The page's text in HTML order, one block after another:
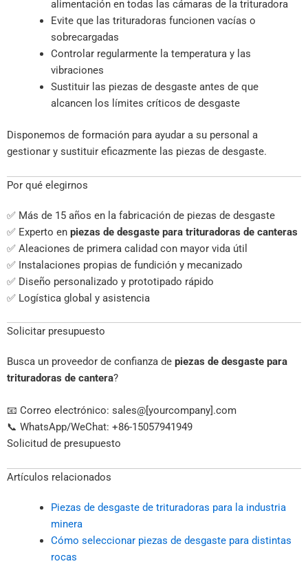
alimentación en todas las cámaras de la trituradora
Evite que las trituradoras funcionen vacías o
sobrecargadas
Controlar regularmente la temperatura y las
vibraciones
Sustituir las piezas de desgaste antes de que
alcancen los límites críticos de desgaste
Disponemos de formación para ayudar a su personal a
gestionar y sustituir eficazmente las piezas de desgaste.
Por qué elegirnos
✅ Más de 15 años en la fabricación de piezas de desgaste
✅ Experto en piezas de desgaste para trituradoras de canteras
✅ Aleaciones de primera calidad con mayor vida útil
✅ Instalaciones propias de fundición y mecanizado
✅ Diseño personalizado y prototipado rápido
✅ Logística global y asistencia
Solicitar presupuesto
Busca un proveedor de confianza de piezas de desgaste para
trituradoras de cantera?
📧 Correo electrónico: sales@[yourcompany].com
📞 WhatsApp/WeChat: +86-15057941949
Solicitud de presupuesto
Artículos relacionados
Piezas de desgaste de trituradoras para la industria
minera
Cómo seleccionar piezas de desgaste para distintas
rocas